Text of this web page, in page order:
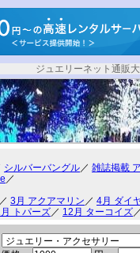
ジュエリーネット通販
シルバーバングル ／ 雑誌掲載
／
／ 3月 アクアマリン ／ 4月 ダイ
トパーズ ／ 12月 ターコイズ ／